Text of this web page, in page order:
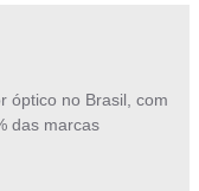
óptico no Brasil, com
das marcas